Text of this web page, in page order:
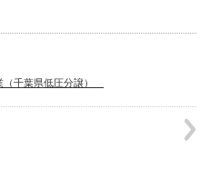
（千葉県低圧分譲）